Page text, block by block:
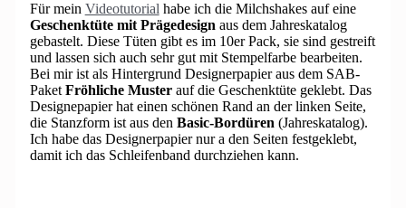
Für mein Videotutorial habe ich die Milchshakes auf eine
Geschenktüte mit Prägedesign aus dem Jahreskatalog
gebastelt. Diese Tüten gibt es im 10er Pack, sie sind gestreift
und lassen sich auch sehr gut mit Stempelfarbe bearbeiten.
Bei mir ist als Hintergrund Designerpapier aus dem SAB-
Paket Fröhliche Musterauf die Geschenktüte geklebt. Das
Designepapier hat einen schönen Rand an der linken Seite,
die Stanzform ist aus den Basic-Bordüren (Jahreskatalog).
Ich habe das Designerpapier nur a den Seiten festgeklebt,
damit ich das Schleifenband durchziehen kann.